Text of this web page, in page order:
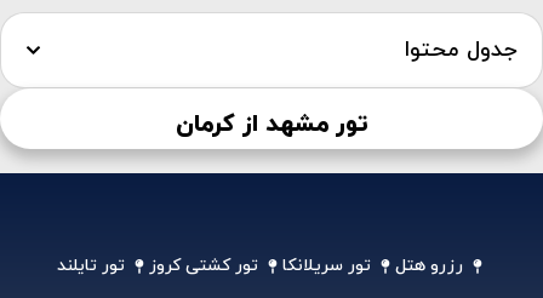
جدول محتوا
تور مشهد از کرمان
رزرو هتل تور سریلانکا تور کشتی کروز تور تایلند